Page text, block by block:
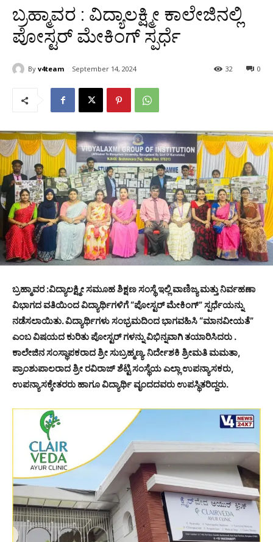
ಬ್ರಹ್ಮಾವರ : ವಿದ್ಯಾಲಕ್ಷ್ಮೀ ಕಾಲೇಜಿನಲ್ಲಿ
ಪೋಸ್ಟರ್ ಮೇಕಿಂಗ್ ಸ್ಪರ್ಧೆ
By v4team September 14, 2024 0
32
ಬ್ರಹ್ಮಾವರ :ವಿದ್ಯಾಲಕ್ಷ್ಮೀ ಸಮೂಹ ಶಿಕ್ಷಣ ಸಂಸ್ಥೆ ಇಲ್ಲಿ ವಾಣಿಜ್ಯ ಮತ್ತು ನಿರ್ವಹಣಾ
ವಿಭಾಗದ ವತಿಯಿಂದ ವಿದ್ಯಾರ್ಥಿಗಳಿಗೆ “ಪೋಸ್ಟರ್ ಮೇಕಿಂಗ್” ಸ್ಪರ್ಧೆಯನ್ನು
ನಡೆಸಲಾಯಿತು. ವಿದ್ಯಾರ್ಥಿಗಳು ಸಂಭ್ರಮದಿಂದ ಭಾಗವಹಿಸಿ “ಮಾನವೀಯತೆ”
ಎಂಬ ವಿಷಯದ ಕುರಿತು ಪೋಸ್ಟರ್ ಗಳನ್ನು ವಿಭಿನ್ನವಾಗಿ ತಯಾರಿಸಿದರು .
ಕಾಲೇಜಿನ ಸಂಸ್ಥಾಪಕರಾದ ಶ್ರೀ ಸುಬ್ರಹ್ಮಣ್ಯ. ನಿರ್ದೇಶಕಿ ಶ್ರೀಮತಿ ಮಮತಾ,
ಪ್ರಾಂಶುಪಾಲರಾದ ಶ್ರೀ ರವಿರಾಜ್ ಶೆಟ್ಟಿ ಸಂಸ್ಥೆಯ ಎಲ್ಲಾ ಉಪನ್ಯಾಸಕರು,
ಉಪನ್ಯಾಸಕ್ಕೇತರರು ಹಾಗೂ ವಿದ್ಯಾರ್ಥಿ ವೃಂದದವರು ಉಪಸ್ಥಿತರಿದ್ದರು.